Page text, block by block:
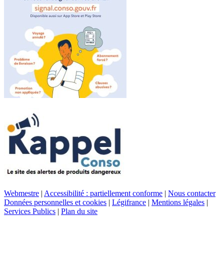
Webmestre | Accessibilité : partiellement conforme | Nous contacter
Données personnelles et cookies | Légifrance | Mentions légales |
Services Publics | Plan du site